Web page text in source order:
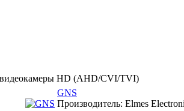
HD (AHD/CVI/TVI)
GNS
Производитель: Elmes